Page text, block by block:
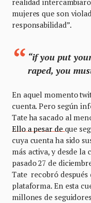
realidad
mujeres que son
responsabilidad”.
“if you put
raped, you
En aquel momento
cuenta. Pero según
Tate ha sacado al
Ello a pesar deque
cuya cuenta ha sido
más activa, y desde la
pasado 27 de
Tate recobró
plataforma. En esta
millones de